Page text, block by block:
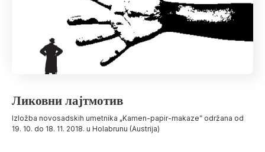
Ликовни лајтмотив
Izložba novosadskih umetnika „Kamen-papir-makaze” održana od
19. 10. do 18. 11. 2018. u Holabrunu (Austrija)